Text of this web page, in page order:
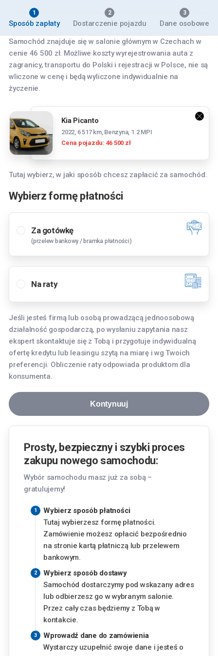
1
Sposób zapłaty
2
Dostarczenie pojazdu
3
Dane osobowe
Samochód znajduje się w salonie głównym w Czechach w
cenie 46 500 zł. Możliwe koszty wyrejestrowania auta z
zagranicy, transportu do Polski i rejestracji w Polsce, nie są
wliczone w cenę i będą wyliczone indywidualnie na
życzenie.
Kia Picanto
2022, 6 517 km, Benzyna, 1.2 MPI
Cena pojazdu: 46 500 zł
Tutaj wybierz, w jaki sposób chcesz zapłacić za samochód.
Wybierz formę płatności
Za gotówkę
(przelew bankowy / bramka płatności)
Na raty
Jeśli jesteś firmą lub osobą prowadzącą jednoosobową
działalność gospodarczą, po wysłaniu zapytania nasz
ekspert skontaktuje się z Tobą i przygotuje indywidualną
ofertę kredytu lub leasingu szytą na miarę i wg Twoich
preferencji. Obliczenie raty odpowiada produktom dla
konsumenta.
Kontynuuj
Prosty, bezpieczny i szybki proces
zakupu nowego samochodu:
Wybór samochodu masz już za sobą –
gratulujemy!
Wybierz sposób płatności
Tutaj wybierzesz formę płatności.
Zamówienie możesz opłacić bezpośrednio
na stronie kartą płatniczą lub przelewem
bankowym.
Wybierz sposób dostawy
Samochód dostarczymy pod wskazany adres
lub odbierzesz go w wybranym salonie.
Przez cały czas będziemy z Tobą w
kontakcie.
Wprowadź dane do zamówienia
Wystarczy uzupełnić swoje dane i jesteś o
Finansowanie
277zł
Wysokość wkładu własnego
Wybierz oddział
Tyniecka 3, 55-040 Bielany Wrocławskie
Fordońska 268, 85-752 Bydgoszcz
Gdańsk
aleja Grunwaldzka 256, 80-236 Gdańsk
Gdynia
Kraków
Pasternik 69, 31-354 Kraków
Lublin
Chemiczna 5, 20-329 Lublin
Piaseczno
Okulickiego 3, 05-500 Piaseczno
Poznań
Szwajcarska 14, 61-285 Poznań
Radom
Aleja Józefa Grzecznarowskiego 28, 26-610
Radom
Rzeszów
Wyzwolenia 2, 35-501 Rzeszów